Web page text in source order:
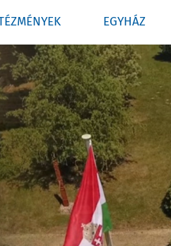
EGYHÁZ